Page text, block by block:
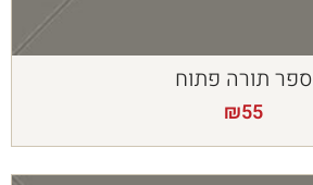
ספר תורה פתוח
₪55